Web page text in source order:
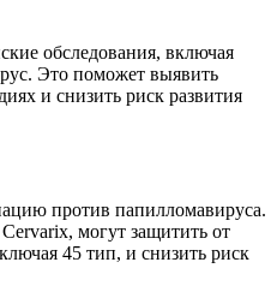
обследования, включая
Это поможет выявить
и снизить риск развития
против папилломавируса.
могут защитить от
45 тип, и снизить риск